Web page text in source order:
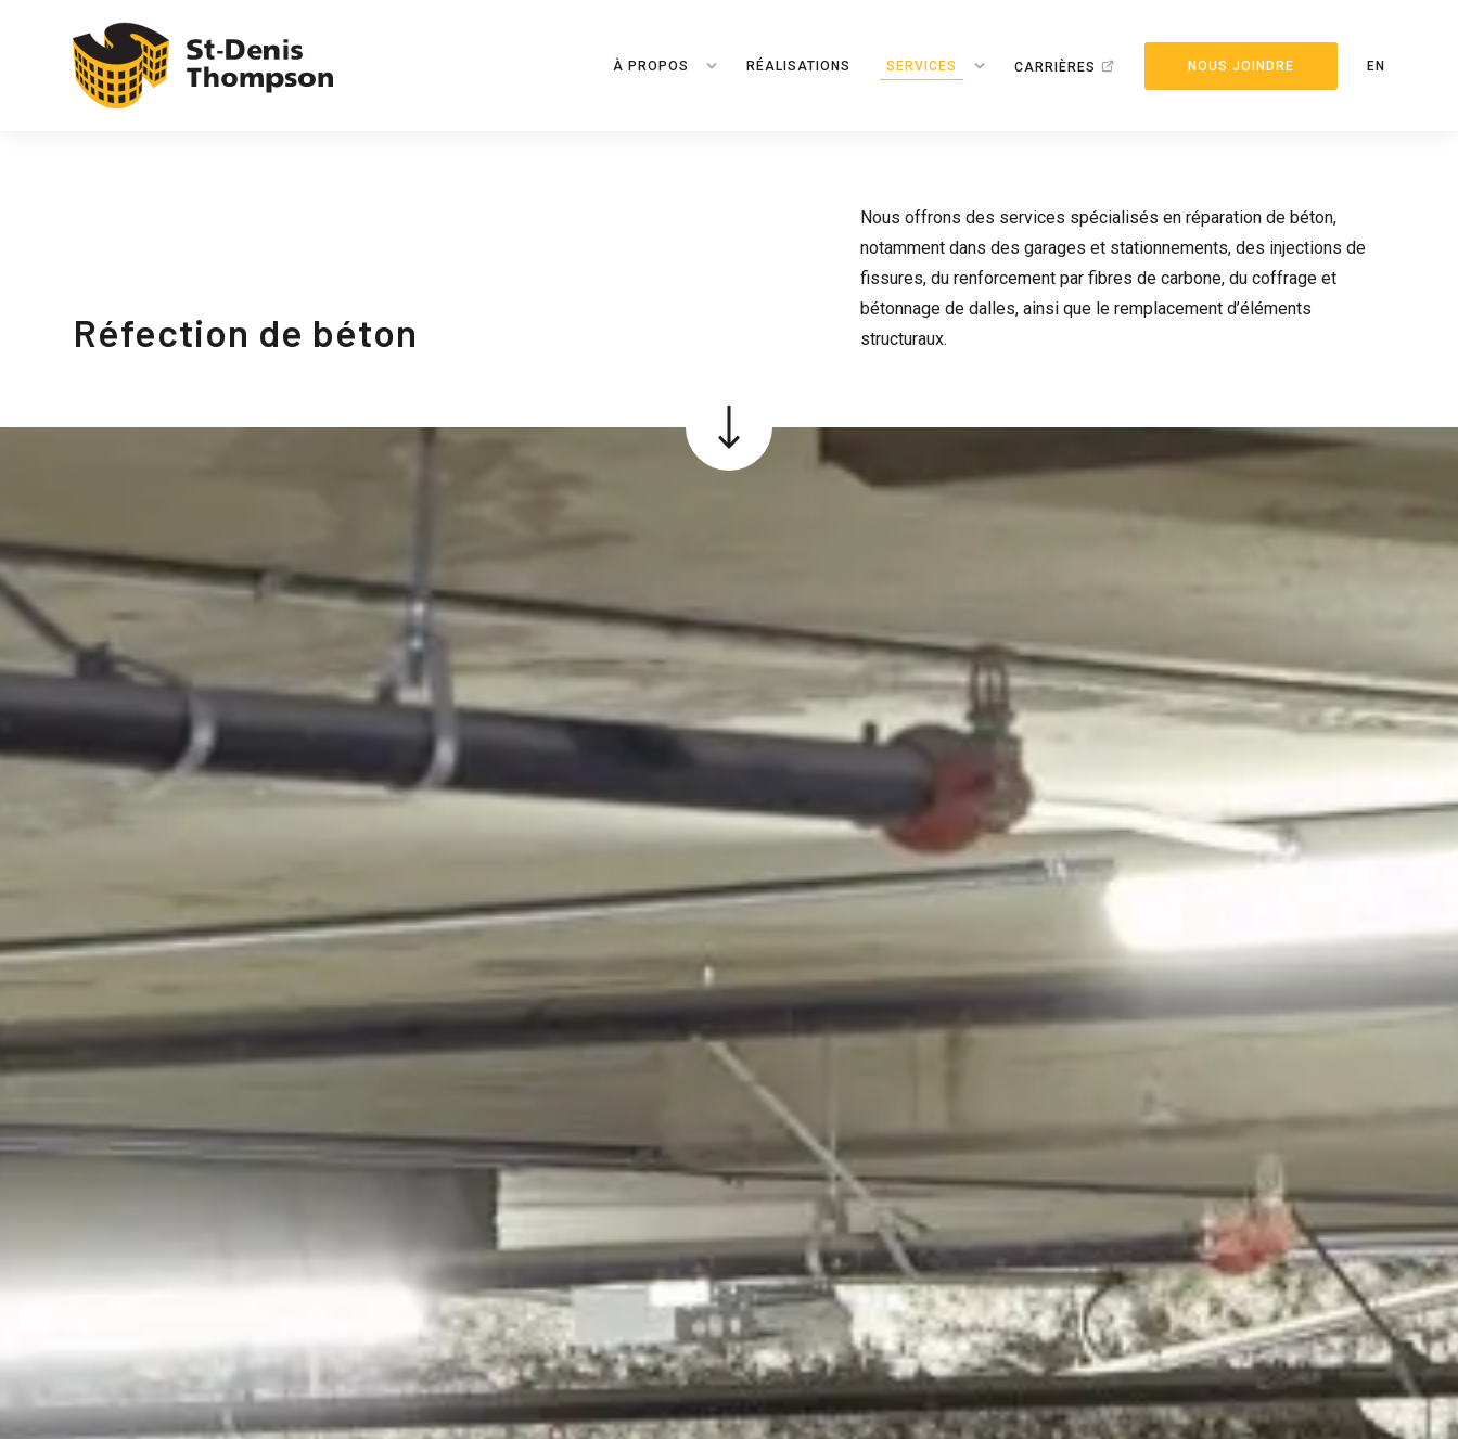
À PROPOS RÉALISATIONS SERVICES CARRIÈRES NOUS JOINDRE EN
Réfection de béton
Nous offrons des services spécialisés en réparation de béton,
notamment dans des garages et stationnements, des injections de
fissures, du renforcement par fibres de carbone, du coffrage et
bétonnage de dalles, ainsi que le remplacement d’éléments
structuraux.